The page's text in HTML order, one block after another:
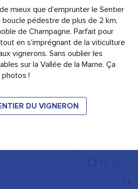
mieux que d’emprunter le Sentier
boucle pédestre de plus de 2 km,
de Champagne. Parfait pour
en s’imprégnant de la viticulture
vignerons. Sans oublier les
sur la Vallée de la Marne. Ça
!
DU VIGNERON